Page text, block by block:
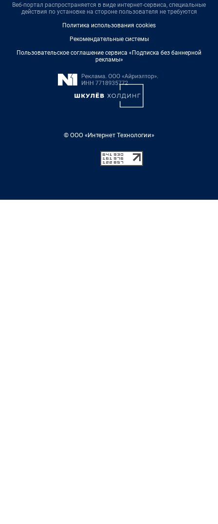
Веб-портал распространяется в виде интернет-сервиса, специальные
действия по установке на стороне пользователя не требуются
Политика использования cookies
Рекомендательные системы
Пользовательское соглашение сервиса «Подписка без баннерной
рекламы»
© ООО «Интернет Технологии»